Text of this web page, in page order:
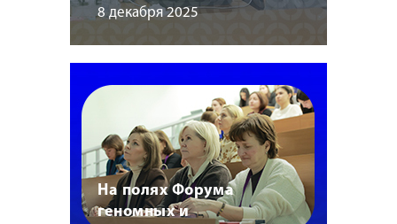
8 декабря 2025
На полях Форума
геномных и